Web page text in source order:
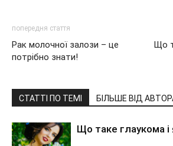
попередня стаття
Рак молочної залози – це
потрібно знати!
Що
СТАТТІ ПО ТЕМІ БІЛЬШЕ ВІД
Що таке глаукома і